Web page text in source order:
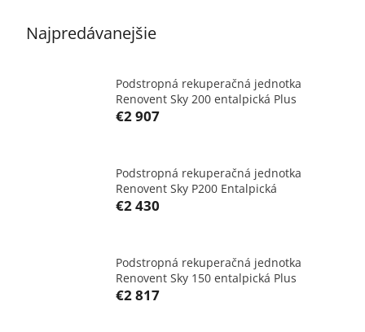
Najpredávanejšie
Podstropná rekuperačná jednotka
Renovent Sky 200 entalpická Plus
€2 907
Podstropná rekuperačná jednotka
Renovent Sky P200 Entalpická
€2 430
Podstropná rekuperačná jednotka
Renovent Sky 150 entalpická Plus
€2 817